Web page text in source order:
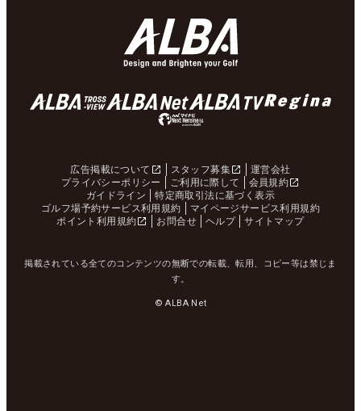
広告掲載について スタッフ募集
運営会社
プライバシーポリシー
ご利用に際して
会員規約
ガイドライン
特定商取引法に基づく表示
ゴルフ場予約サービス利用規約
マイページサービス利用規約
ポイント利用規約
お問合せ ヘルプ サイトマップ
掲載されている全てのコンテンツの無断での転載、転用、コピー等は禁じま
す。
© ALBA Net